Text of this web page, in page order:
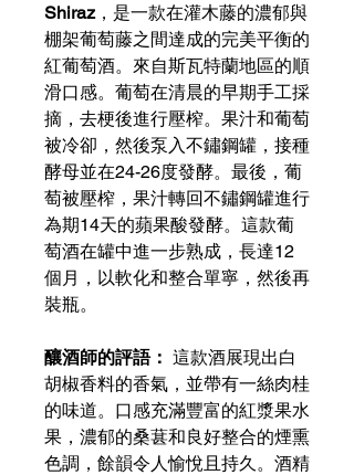
Shiraz，是一款在灌木藤的濃郁與
棚架葡萄藤之間達成的完美平衡的
紅葡萄酒。來自斯瓦特蘭地區的順
滑口感。葡萄在清晨的早期手工採
摘，去梗後進行壓榨。果汁和葡萄
被冷卻，然後泵入不鏽鋼罐，接種
酵母並在24-26度發酵。最後，葡
萄被壓榨，果汁轉回不鏽鋼罐進行
為期14天的蘋果酸發酵。這款葡
萄酒在罐中進一步熟成，長達12
個月，以軟化和整合單寧，然後再
裝瓶。
釀酒師的評語： 這款酒展現出白
胡椒香料的香氣，並帶有一絲肉桂
的味道。口感充滿豐富的紅漿果水
果，濃郁的桑葚和良好整合的煙熏
色調，餘韻令人愉悅且持久。酒精